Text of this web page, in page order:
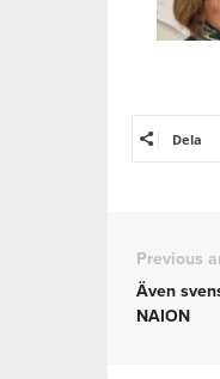
Dela
Previous
Även
NAION